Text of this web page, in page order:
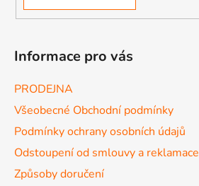
Informace pro vás
PRODEJNA
Všeobecné Obchodní podmínky
Podmínky ochrany osobních údajů
Odstoupení od smlouvy a reklamace
Způsoby doručení